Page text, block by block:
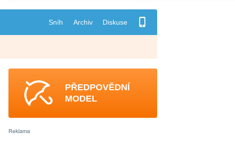
Sníh Archiv Diskuse
PŘEDPOVĚDNÍ
MODEL